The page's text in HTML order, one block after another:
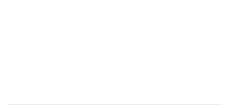
전기기능사(필기+실기) 자격증 취득과정